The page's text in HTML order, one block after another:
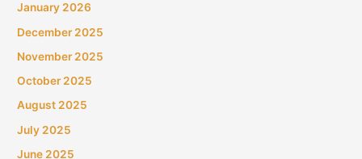
January 2026
December 2025
November 2025
October 2025
August 2025
July 2025
June 2025